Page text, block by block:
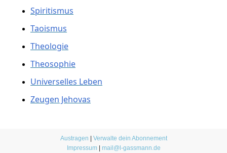
Spiritismus
Taoismus
Theologie
Theosophie
Universelles Leben
Zeugen Jehovas
Austragen
Verwalte dein Abonnement
Impressum| mail@l-gassmann.de